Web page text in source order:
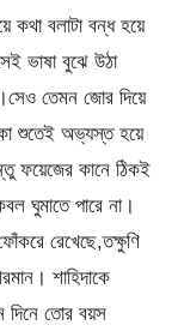
কথা বলাটা বন্ধ হয়ে
ভাষা বুঝে উঠা
তেমন জোর দিয়ে
শুতেই অভ্যস্ত হয়ে
ফয়েজের কানে ঠিকই
ঘুমাতে পারে না।
রেখেছে,তক্ষুণি
শাহিদাকে
দিনে তোর বয়স